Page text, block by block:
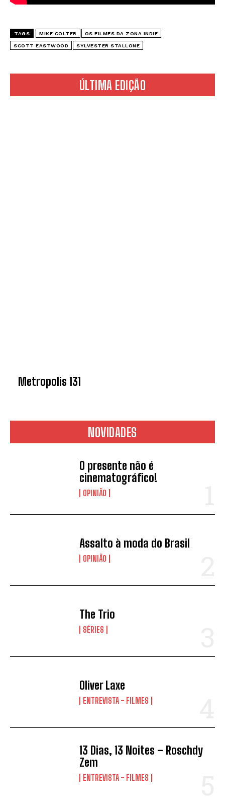
privacidade.
Vais receber informação sobre futuros
passatempos.
ÚLTIMA EDIÇÃO
Metropolis 131
NOVIDADES
O presente não é
cinematográfico!
OPINIÃO
Assalto à moda do Brasil
OPINIÃO
The Trio
SÉRIES
Oliver Laxe
ENTREVISTA - FILMES
13 Dias, 13 Noites – Roschdy
Zem
ENTREVISTA - FILMES
TAGS MIKE COLTER OS FILMES DA ZONA INDIE
SCOTT EASTWOOD SYLVESTER STALLONE